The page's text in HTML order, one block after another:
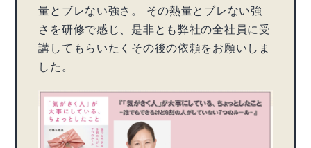
量とブレない強さ。 その熱量とブレない強
さを研修で感じ、是非とも弊社の全社員に受
講してもらいたくその後の依頼をお願いしま
した。